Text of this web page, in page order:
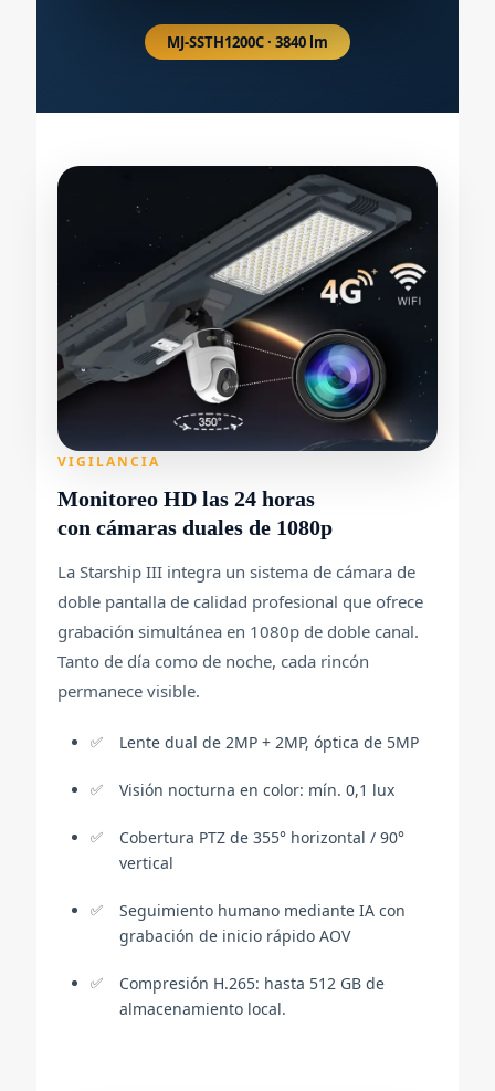
MJ-SSTH1200C · 3840 lm
VIGILANCIA
Monitoreo HD las 24 horas
con cámaras duales de 1080p
La Starship III integra un sistema de cámara de
doble pantalla de calidad profesional que ofrece
grabación simultánea en 1080p de doble canal.
Tanto de día como de noche, cada rincón
permanece visible.
Lente dual de 2MP + 2MP, óptica de 5MP
Visión nocturna en color: mín. 0,1 lux
Cobertura PTZ de 355° horizontal / 90°
vertical
Seguimiento humano mediante IA con
grabación de inicio rápido AOV
Compresión H.265: hasta 512 GB de
almacenamiento local.